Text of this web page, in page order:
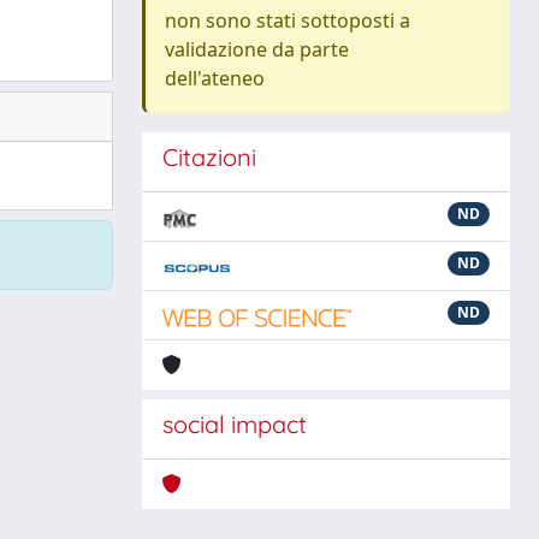
non sono stati sottoposti a
validazione da parte
dell'ateneo
Citazioni
ND
ND
ND
social impact